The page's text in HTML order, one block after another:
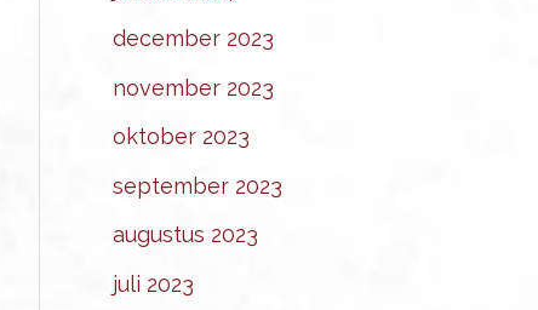
december 2023
november 2023
oktober 2023
september 2023
augustus 2023
juli 2023